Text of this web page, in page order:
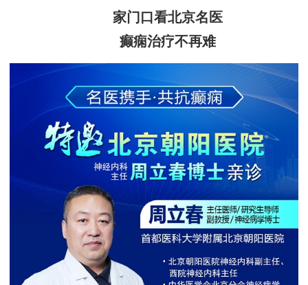
家门口看北京名医
癫痫治疗不再难